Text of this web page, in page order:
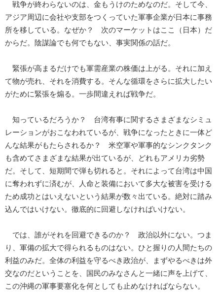
戦争が終わらないのは、金もうけのためなのだ。そして今、
アジア周辺に会社や支部をつくっていた軍事企業が日本に事務
所を移している。なぜか？ 次のマーケットはここ（日本）だ
からだ。陰謀論でも何でもない、事実関係の話だ。
緊張が高まるだけでも軍需産業の株価は上がる。それに加え
て物が売れ、それを消費する。そんな循環をさらに拡大したい
がために緊張を煽る。一歩間違えれば戦争だ。
知っているだろうか？ 台湾有事に関するさまざまなシミュ
レーションがおこなわれているが、戦争になったときに一体ど
んな結果がもたらされるか？ 米空軍や軍事的なシンクタンク
も含めてさまざまな結果が出ているが、どれもアメリカ劣勢
だ。そして、短期間で弾も切れると。それによって台湾は中国
に奪われずに済むが、人命と装備において多大な被害を受ける
ため成功とはいえないという結果が数々出ている。絶対に踏み
込んではいけない。徹底的に回避しなければいけない。
では、誰がそれを回避できるのか？ 政治以外にない。つま
り、軍備の拡大で得られるものはない。ひと握りの人間たちの
利益のみだ。全体の利益を守るべき政治が、まずやるべきは外
交なのだということを、国民のみなさんと一緒に声を上げて、
この沖縄の軍事要塞化を何としても止めなければならない。